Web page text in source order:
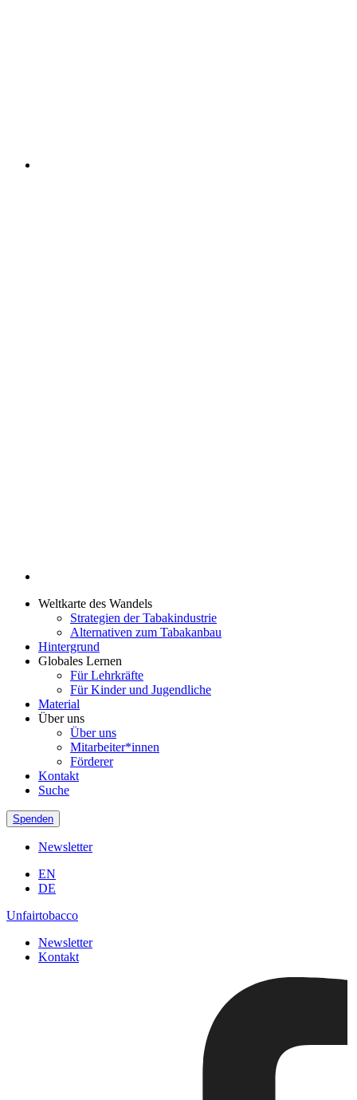
Weltkarte des Wandels
Strategien der Tabakindustrie
Alternativen zum Tabakanbau
Hintergrund
Globales Lernen
Für Lehrkräfte
Für Kinder und Jugendliche
Material
Über uns
Über uns
Mitarbeiter*innen
Förderer
Kontakt
Suche
Spenden
Newsletter
EN
DE
Unfairtobacco
Newsletter
Kontakt